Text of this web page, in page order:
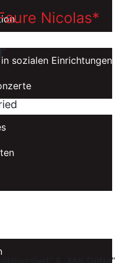
sozialen Einrichtungen
Nicolas*
& „Mai Düfte“